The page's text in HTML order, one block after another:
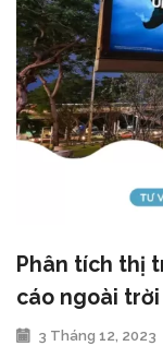
Phân tích thị
cáo ngoài
3 Tháng 12, 2023